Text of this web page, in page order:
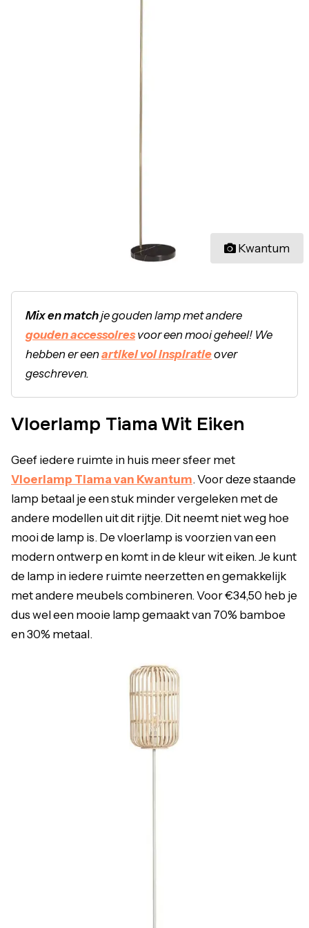
Kwantum
Mix en matchje gouden lamp met andere
gouden accessoiresvoor een mooi geheel! We
hebben er eenartikel vol inspiratieover
geschreven.
Vloerlamp Tiama Wit Eiken
Geef iedere ruimte in huis meer sfeer met
Vloerlamp Tiama van Kwantum. Voor deze staande
lamp betaal je een stuk minder vergeleken met de
andere modellen uit dit rijtje. Dit neemt niet weg hoe
mooi de lamp is. De vloerlamp is voorzien van een
modern ontwerp en komt in de kleur wit eiken. Je kunt
de lamp in iedere ruimte neerzetten en gemakkelijk
met andere meubels combineren. Voor €34,50 heb je
dus wel een mooie lamp gemaakt van 70% bamboe
en 30% metaal.